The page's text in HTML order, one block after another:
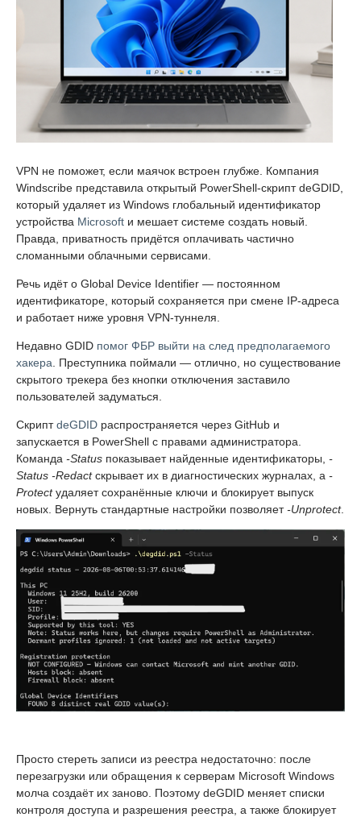
VPN не поможет, если маячок встроен глубже. Компания
Windscribe представила открытый PowerShell-скрипт deGDID,
который удаляет из Windows глобальный идентификатор
устройства Microsoft и мешает системе создать новый.
Правда, приватность придётся оплачивать частично
сломанными облачными сервисами.
Речь идёт о Global Device Identifier — постоянном
идентификаторе, который сохраняется при смене IP-адреса
и работает ниже уровня VPN-туннеля.
Недавно GDID помог ФБР выйти на след предполагаемого
хакера. Преступника поймали — отлично, но существование
скрытого трекера без кнопки отключения заставило
пользователей задуматься.
СкриптdeGDID распространяется через GitHub и
запускается в PowerShell с правами администратора.
Команда -Status показывает найденные идентификаторы, -
Status -Redactскрывает их в диагностических журналах, а -
Protectудаляет сохранённые ключи и блокирует выпуск
новых. Вернуть стандартные настройки позволяет-Unprotect.
Просто стереть записи из реестра недостаточно: после
перезагрузки или обращения к серверам Microsoft Windows
молча создаёт их заново. Поэтому deGDID меняет списки
контроля доступа и разрешения реестра, а также блокирует